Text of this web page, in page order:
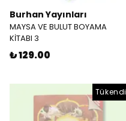
Burhan Yayınları
MAYSA VE BULUT BOYAMA
KİTABI 3
₺ 129.00
Tükendi